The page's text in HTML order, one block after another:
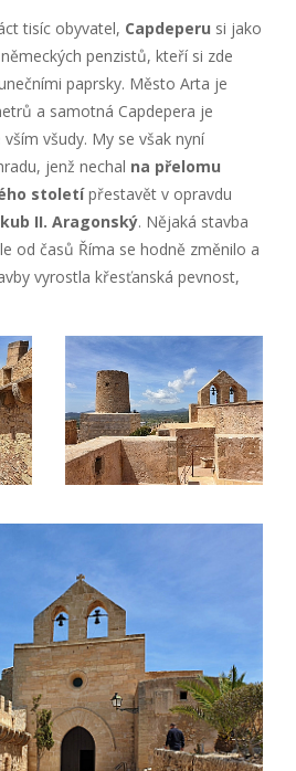
tisíc obyvatel, Capdeperu si jako
penzistů, kteří si zde
paprsky. Město Arta je
a samotná Capdepera je
všudy. My se však nyní
jenž nechal na přelomu
stoletípřestavět v opravdu
II. Aragonský. Nějaká stavba
od časů Říma se hodně změnilo a
vyrostla křesťanská pevnost,